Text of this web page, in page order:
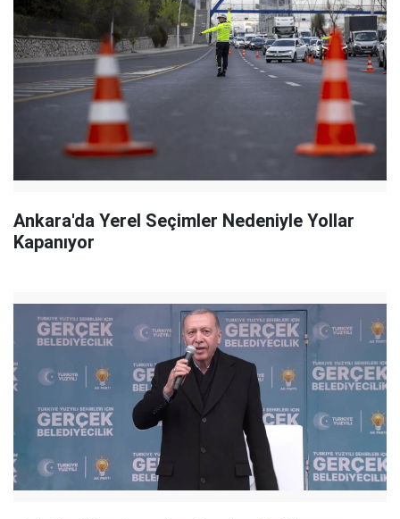
Ankara'da Yerel Seçimler Nedeniyle Yollar
Kapanıyor